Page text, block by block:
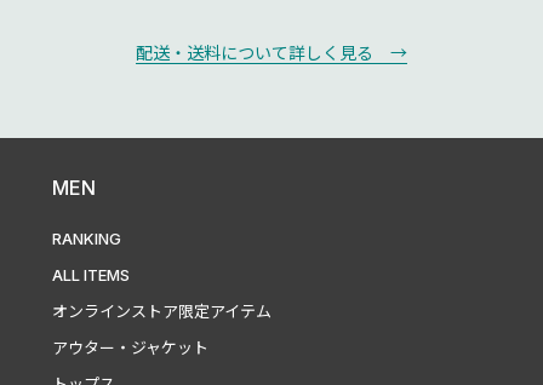
配送・送料について詳しく見る →
MEN
RANKING
ALL ITEMS
オンラインストア限定アイテム
アウター・ジャケット